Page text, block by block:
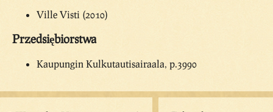
Ville Visti (2010)
Przedsiębiorstwa
Kaupungin Kulkutautisairaala, p.3990